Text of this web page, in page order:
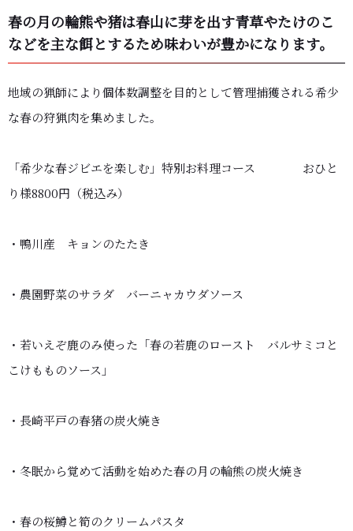
春の月の輪熊や猪は春山に芽を出す青草やたけのこ
などを主な餌とするため味わいが豊かになります。
地域の猟師により個体数調整を目的として管理捕獲される希少
な春の狩猟肉を集めました。
「希少な春ジビエを楽しむ」特別お料理コース おひと
り様8800円（税込み）
・鴨川産 キョンのたたき
・農園野菜のサラダ バーニャカウダソース
・若いえぞ鹿のみ使った「春の若鹿のロースト バルサミコと
こけもものソース」
・長崎平戸の春猪の炭火焼き
・冬眠から覚めて活動を始めた春の月の輪熊の炭火焼き
・春の桜鱒と筍のクリームパスタ